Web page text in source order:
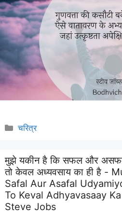
Categories
चरित्र
मुझे यकीन है कि सफल और असफल
तो केवल अध्यवसाय का ही है -
Safal Aur Asafal
To Keval Adhyavasaay
Steve Jobs